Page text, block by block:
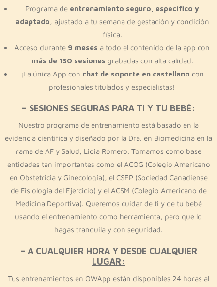
Programa de entrenamiento seguro, específico y
adaptado, ajustado a tu semana de gestación y condición
física.
Acceso durante 9 meses a todo el contenido de la app con
más de 130 sesiones grabadas con alta calidad.
¡La única App con chat de soporte en castellano con
profesionales titulados y especialistas!
– SESIONES SEGURAS PARA TI Y TU BEBÉ:
Nuestro programa de entrenamiento está basado en la
evidencia científica y diseñado por la Dra. en Biomedicina en la
rama de AF y Salud, Lidia Romero. Tomamos como base
entidades tan importantes como el ACOG (Colegio Americano
en Obstetricia y Ginecología), el CSEP (Sociedad Canadiense
de Fisiología del Ejercicio) y el ACSM (Colegio Americano de
Medicina Deportiva). Queremos cuidar de ti y de tu bebé
usando el entrenamiento como herramienta, pero que lo
hagas tranquila y con seguridad.
– A CUALQUIER HORA Y DESDE CUALQUIER
LUGAR:
Tus entrenamientos en OWApp están disponibles 24 horas al